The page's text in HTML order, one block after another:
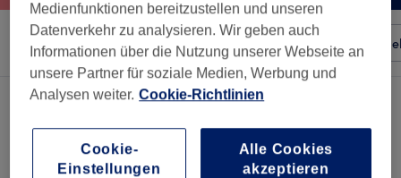
Sortieren nach Besonderheiten Salons
Ein Salon, der anbietet:
Medienfunktionen bereitzustellen und unseren
Datenverkehr zu analysieren. Wir geben auch
Informationen über die Nutzung unserer Webseite an
unsere Partner für soziale Medien, Werbung und
Analysen weiter. Cookie-Richtlinien
Cookie-
Einstellungen
Alle Cookies
akzeptieren